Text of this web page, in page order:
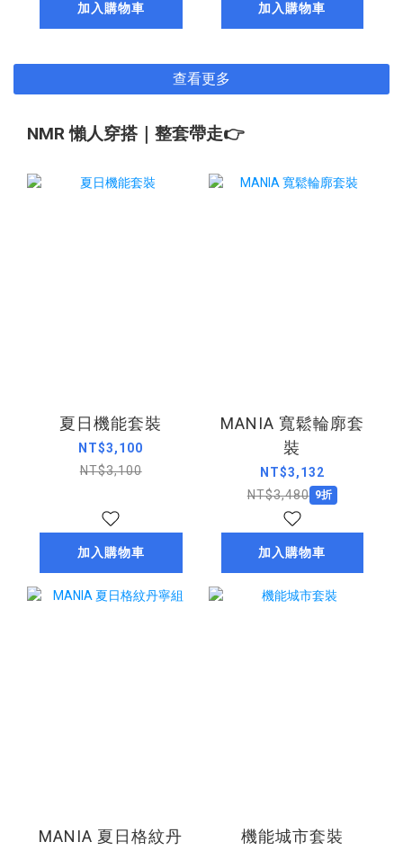
加入購物車 加入購物車
查看更多
NMR 懶人穿搭｜整套帶走👉
夏日機能套裝
NT$3,100
NT$3,100
加入購物車
MANIA 寬鬆輪廓套
裝
NT$3,132
NT$3,480 9折
加入購物車
MANIA 夏日格紋丹 機能城市套裝